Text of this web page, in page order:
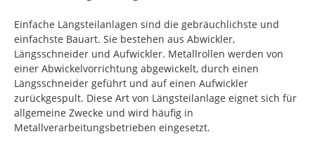
Einfache Längsteilanlagen sind die gebräuchlichste und
einfachste Bauart. Sie bestehen aus Abwickler,
Längsschneider und Aufwickler. Metallrollen werden von
einer Abwickelvorrichtung abgewickelt, durch einen
Längsschneider geführt und auf einen Aufwickler
zurückgespult. Diese Art von Längsteilanlage eignet sich für
allgemeine Zwecke und wird häufig in
Metallverarbeitungsbetrieben eingesetzt.